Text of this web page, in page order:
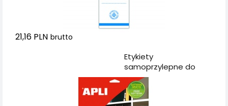
21,16 PLN brutto
Etykiety
samoprzylepne do
segregatora APLI,
61x190mm, 100szt., białe